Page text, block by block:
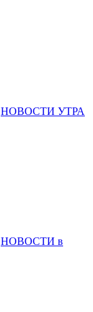
НОВОСТИ УТРА
НОВОСТИ в